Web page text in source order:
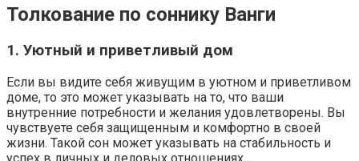
Толкование по соннику Ванги
1. Уютный и приветливый дом
Если вы видите себя живущим в уютном и приветливом
доме, то это может указывать на то, что ваши
внутренние потребности и желания удовлетворены. Вы
чувствуете себя защищенным и комфортно в своей
жизни. Такой сон может указывать на стабильность и